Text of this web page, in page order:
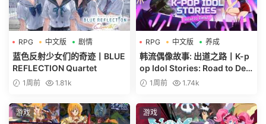
RPG 中文版 剧情
蓝色反射少女们的奇迹丨BLUE
REFLECTION Quartet
1周前 1.81k
RPG 中文版 养成
韩流偶像故事: 出道之路丨K-p
op Idol Stories: Road to Deb
ut 1周前 1.74k
游戏 游戏